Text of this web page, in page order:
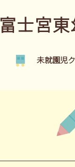
富士宮
未就園児